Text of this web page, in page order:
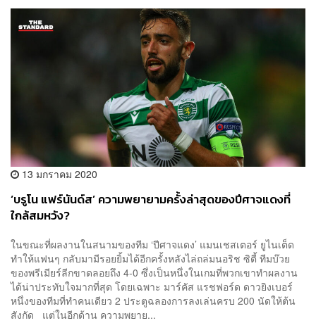
13 มกราคม 2020
‘บรูโน แฟร์นันด์ส’ ความพยายามครั้งล่าสุดของปีศาจแดงที่
ใกล้สมหวัง?
ในขณะที่ผลงานในสนามของทีม ‘ปีศาจแดง’ แมนเชสเตอร์ ยูไนเต็ด
ทำให้แฟนๆ กลับมามีรอยยิ้มได้อีกครั้งหลังไล่ถล่มนอริช ซิตี้ ทีมบ๊วย
ของพรีเมียร์ลีกขาดลอยถึง 4-0 ซึ่งเป็นหนึ่งในเกมที่พวกเขาทำผลงาน
ได้น่าประทับใจมากที่สุด โดยเฉพาะ มาร์คัส แรชฟอร์ด ดาวยิงเบอร์
หนึ่งของทีมที่ทำคนเดียว 2 ประตูฉลองการลงเล่นครบ 200 นัดให้ต้น
สังกัด แต่ในอีกด้าน ความพยาย...